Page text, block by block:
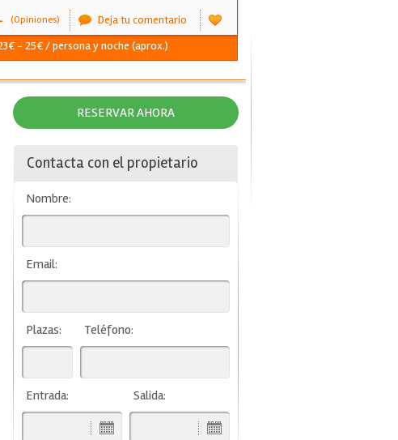
(Opiniones)
Deja tu comentario
- 25€ / persona y noche (aprox.)
RESERVAR AHORA
Contacta con el propietario
Nombre:
Email:
Plazas: Teléfono:
Entrada: Salida: